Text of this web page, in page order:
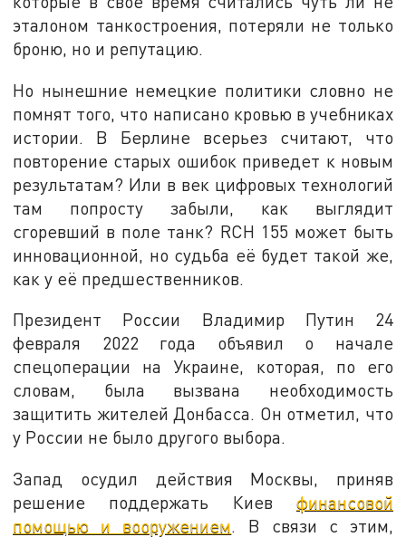
эталоном танкостроения, потеряли не только
броню, но и репутацию.
Но нынешние немецкие политики словно не
помнят того, что написано кровью в учебниках
истории. В Берлине всерьез считают, что
повторение старых ошибок приведет к новым
результатам? Или в век цифровых технологий
там попросту забыли, как выглядит
сгоревший в поле танк? RCH 155 может быть
инновационной, но судьба её будет такой же,
как у её предшественников.
Президент России Владимир Путин 24
февраля 2022 года объявил о начале
спецоперации на Украине, которая, по его
словам, была вызвана необходимость
защитить жителей Донбасса. Он отметил, что
у России не было другого выбора.
Запад осудил действия Москвы, приняв
решение поддержать Киев финансовой
помощью и вооружением. В связи с этим,